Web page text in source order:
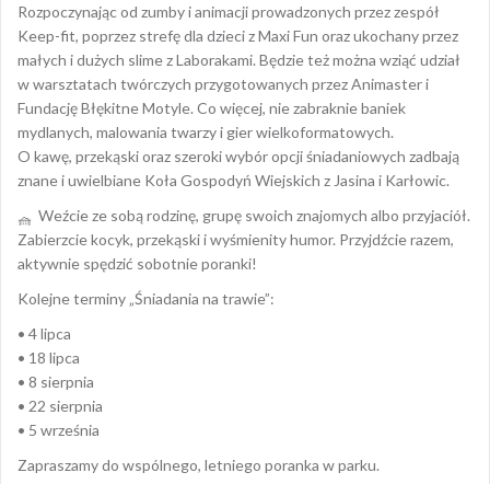
Rozpoczynając od zumby i animacji prowadzonych przez zespół
Keep-fit, poprzez strefę dla dzieci z Maxi Fun oraz ukochany przez
małych i dużych slime z Laborakami. Będzie też można wziąć udział
w warsztatach twórczych przygotowanych przez Animaster i
Fundację Błękitne Motyle. Co więcej, nie zabraknie baniek
mydlanych, malowania twarzy i gier wielkoformatowych.
O kawę, przekąski oraz szeroki wybór opcji śniadaniowych zadbają
znane i uwielbiane Koła Gospodyń Wiejskich z Jasina i Karłowic.
Weźcie ze sobą rodzinę, grupę swoich znajomych albo przyjaciół.
Zabierzcie kocyk, przekąski i wyśmienity humor. Przyjdźcie razem,
aktywnie spędzić sobotnie poranki!
Kolejne terminy „Śniadania na trawie”:
• 4 lipca
• 18 lipca
• 8 sierpnia
• 22 sierpnia
• 5 września
Zapraszamy do wspólnego, letniego poranka w parku.